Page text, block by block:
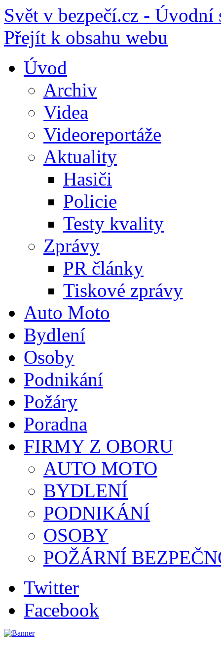
Svět v bezpečí.cz - Úvodní
Přejít k obsahu webu
Úvod
Archiv
Videa
Videoreportáže
Aktuality
Hasiči
Policie
Testy kvality
Zprávy
PR články
Tiskové zprávy
Auto Moto
Bydlení
Osoby
Podnikání
Požáry
Poradna
FIRMY Z OBORU
AUTO MOTO
BYDLENÍ
PODNIKÁNÍ
OSOBY
POŽÁRNÍ
Twitter
Facebook